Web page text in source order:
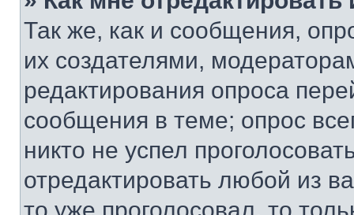
Так же, как и сообщения,
их создателями,
редактирования опроса
сообщения в теме; опрос
никто не успел
отредактировать любой из